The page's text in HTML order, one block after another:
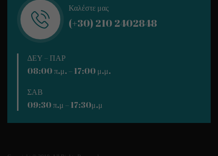
Καλέστε μας
(+30) 210 2402848
ΔΕΥ – ΠΑΡ
08:00 π.μ. – 17:00 μ.μ.
ΣΑΒ
09:30 π.μ – 17:30μ.μ